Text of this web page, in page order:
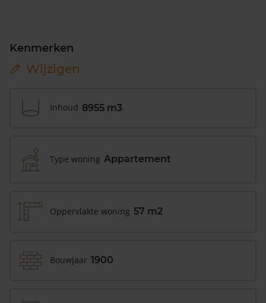
Kenmerken
Wijzigen
Inhoud 8955 m3
Type woning Appartement
Oppervlakte woning 57 m2
Bouwjaar 1900